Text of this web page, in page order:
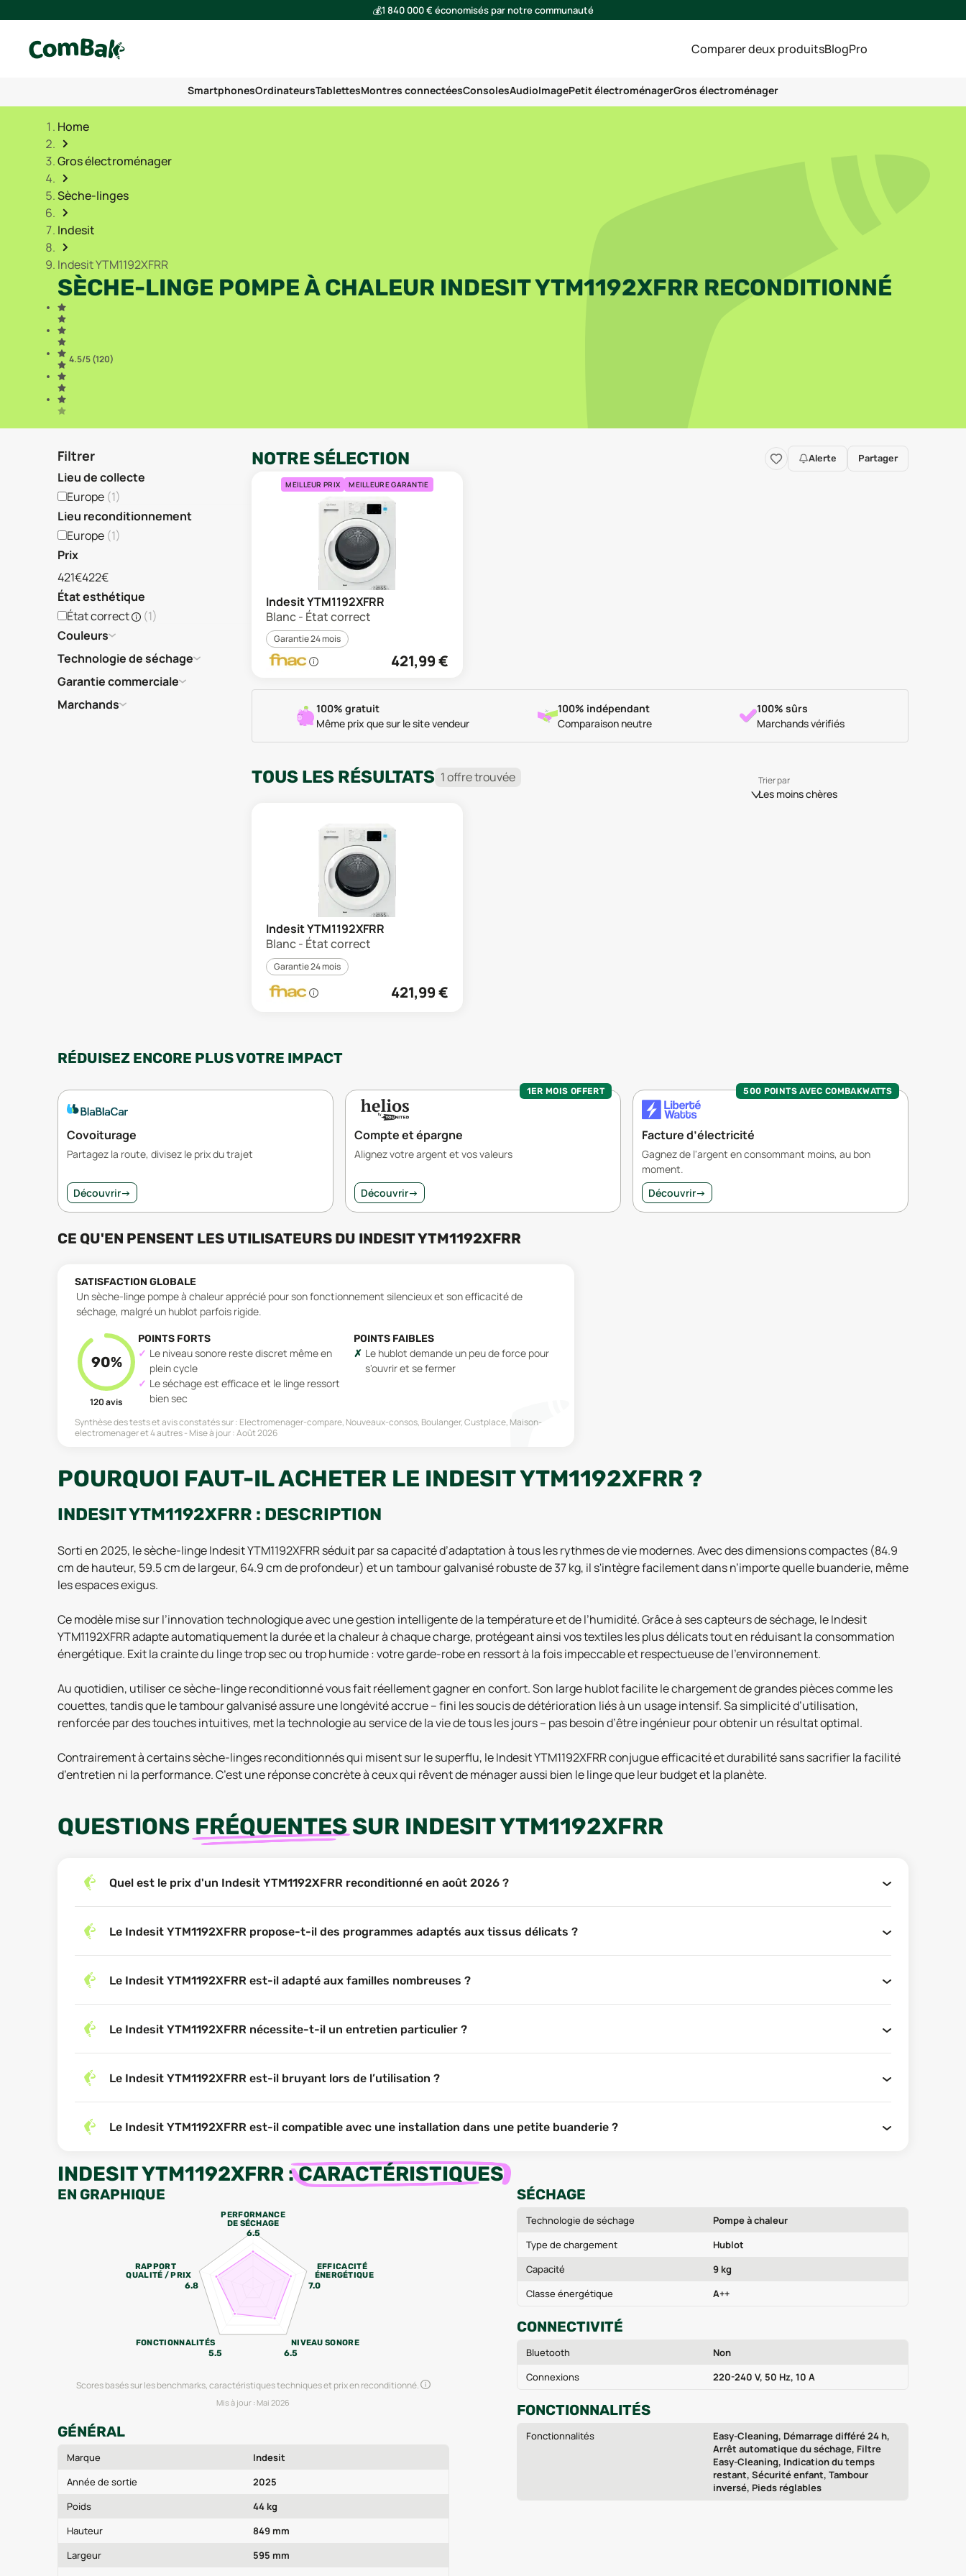
💰1 840 000 € économisés par notre communauté
Comparer deux produitsBlogPro
SmartphonesOrdinateursTablettesMontres connectéesConsolesAudioImagePetit électroménagerGros électroménager
Home
Gros électroménager
Sèche-linges
Indesit
Indesit YTM1192XFRR
SÈCHE-LINGE POMPE À CHALEUR INDESIT YTM1192XFRR RECONDITIONNÉ
4.5/5 (120)
Filtrer
Lieu de collecte
Europe (1)
Lieu reconditionnement
Europe (1)
Prix
421€422€
État esthétique
État correct
(1)
Couleurs
Technologie de séchage
Garantie commerciale
Marchands
NOTRE SÉLECTION Alerte Partager
MEILLEUR PRIX MEILLEURE GARANTIE
Indesit YTM1192XFRR
Blanc - État correct
Garantie 24 mois
421,99€
100% gratuit
Même prix que sur le site vendeur
100% indépendant
Comparaison neutre
100% sûrs
Marchands vérifiés
TOUS LES RÉSULTATS 1offretrouvée Trier par
Les moins chères
Indesit YTM1192XFRR
Blanc - État correct
Garantie 24 mois
421,99€
RÉDUISEZ ENCORE PLUS VOTRE IMPACT
Covoiturage
Partagez la route, divisez le prix du trajet
Découvrir→
1ER MOIS OFFERT
Compte et épargne
Alignez votre argent et vos valeurs
Découvrir→
500 POINTS AVEC COMBAKWATTS
Facture d’électricité
Gagnez de l'argent en consommant moins, au bon
moment.
Découvrir→
CE QU'EN PENSENT LES UTILISATEURS DU INDESIT YTM1192XFRR
SATISFACTION GLOBALE
Un sèche-linge pompe à chaleur apprécié pour son fonctionnement silencieux et son efficacité de
séchage, malgré un hublot parfois rigide.
90%
120avis
POINTS FORTS
Le niveau sonore reste discret même en
plein cycle
Le séchage est efficace et le linge ressort
bien sec
POINTS FAIBLES
Le hublot demande un peu de force pour
s'ouvrir et se fermer
Synthèse des tests et avis constatés sur : Electromenager-compare, Nouveaux-consos, Boulanger, Custplace, Maison-
electromenageret 4 autres Mise à jour :Août 2026
POURQUOI FAUT-IL ACHETER LE INDESIT YTM1192XFRR ?
INDESIT YTM1192XFRR : DESCRIPTION
Sorti en 2025, le sèche-linge Indesit YTM1192XFRR séduit par sa capacité d’adaptation à tous les rythmes de vie modernes. Avec des dimensions compactes (84.9
cm de hauteur, 59.5 cm de largeur, 64.9 cm de profondeur) et un tambour galvanisé robuste de 37 kg, il s'intègre facilement dans n’importe quelle buanderie, même
les espaces exigus.
Ce modèle mise sur l’innovation technologique avec une gestion intelligente de la température et de l’humidité. Grâce à ses capteurs de séchage, le Indesit
YTM1192XFRR adapte automatiquement la durée et la chaleur à chaque charge, protégeant ainsi vos textiles les plus délicats tout en réduisant la consommation
énergétique. Exit la crainte du linge trop sec ou trop humide : votre garde-robe en ressort à la fois impeccable et respectueuse de l’environnement.
Au quotidien, utiliser ce sèche-linge reconditionné vous fait réellement gagner en confort. Son large hublot facilite le chargement de grandes pièces comme les
couettes, tandis que le tambour galvanisé assure une longévité accrue – fini les soucis de détérioration liés à un usage intensif. Sa simplicité d’utilisation,
renforcée par des touches intuitives, met la technologie au service de la vie de tous les jours – pas besoin d’être ingénieur pour obtenir un résultat optimal.
Contrairement à certains sèche-linges reconditionnés qui misent sur le superflu, le Indesit YTM1192XFRR conjugue efficacité et durabilité sans sacrifier la facilité
d’entretien ni la performance. C’est une réponse concrète à ceux qui rêvent de ménager aussi bien le linge que leur budget et la planète.
QUESTIONS FRÉQUENTESSUR INDESIT YTM1192XFRR
Quel est le prix d'un Indesit YTM1192XFRR reconditionné en août 2026 ?
Le Indesit YTM1192XFRR propose-t-il des programmes adaptés aux tissus délicats ?
Le Indesit YTM1192XFRR est-il adapté aux familles nombreuses ?
Le Indesit YTM1192XFRR nécessite-t-il un entretien particulier ?
Le Indesit YTM1192XFRR est-il bruyant lors de l’utilisation ?
Le Indesit YTM1192XFRR est-il compatible avec une installation dans une petite buanderie ?
INDESIT YTM1192XFRR :CARACTÉRISTIQUES
EN GRAPHIQUE
PERFORMANCE
DE SÉCHAGE
6.5
EFFICACITÉ
ÉNERGÉTIQUE
7.0
NIVEAU SONORE
6.5
FONCTIONNALITÉS
5.5
RAPPORT
QUALITÉ / PRIX
6.8
Scores basés sur les benchmarks, caractéristiques techniques et prix en reconditionné.
Mis à jour : Mai 2026
GÉNÉRAL
Marque
Indesit
Année de sortie
2025
Poids
44 kg
Hauteur
849 mm
Largeur
595 mm
SÉCHAGE
Technologie de séchage
Pompe à chaleur
Type de chargement
Hublot
Capacité
9 kg
Classe énergétique
A++
CONNECTIVITÉ
Bluetooth
Non
Connexions
220-240 V, 50 Hz, 10 A
FONCTIONNALITÉS
Fonctionnalités
Easy-Cleaning, Démarrage différé 24 h,
Arrêt automatique du séchage, Filtre
Easy-Cleaning, Indication du temps
restant, Sécurité enfant, Tambour
inversé, Pieds réglables